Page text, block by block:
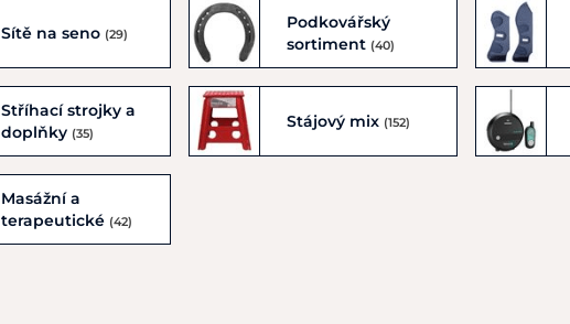
Sítě na seno (29)
Podkovářský
sortiment (40)
Stříhací strojky a
doplňky (35)
Stájový mix (152)
Masážní a
terapeutické (42)